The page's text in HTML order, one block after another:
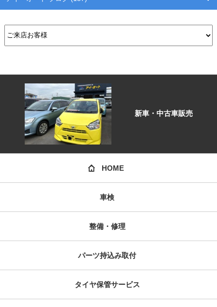
新車・中古車販売
HOME
車検
整備・修理
パーツ持込み取付
タイヤ保管サービス